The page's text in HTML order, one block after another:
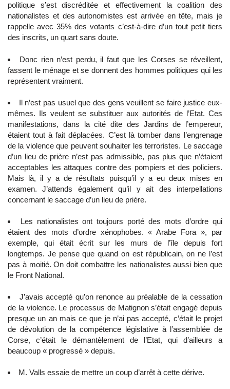
politique s’est discréditée et effectivement la coalition des
nationalistes et des autonomistes est arrivée en tête, mais je
rappelle avec 35% des votants c’est-à-dire d’un tout petit tiers
des inscrits, un quart sans doute.
Donc rien n’est perdu, il faut que les Corses se réveillent,
fassent le ménage et se donnent des hommes politiques qui les
représentent vraiment.
Il n’est pas usuel que des gens veuillent se faire justice eux-
mêmes. Ils veulent se substituer aux autorités de l’Etat. Ces
manifestations, dans la cité dite des Jardins de l’empereur,
étaient tout à fait déplacées. C’est là tomber dans l’engrenage
de la violence que peuvent souhaiter les terroristes. Le saccage
d’un lieu de prière n’est pas admissible, pas plus que n’étaient
acceptables les attaques contre des pompiers et des policiers.
Mais là, il y a de résultats puisqu’il y a eu deux mises en
examen. J’attends également qu’il y ait des interpellations
concernant le saccage d’un lieu de prière.
Les nationalistes ont toujours porté des mots d’ordre qui
étaient des mots d’ordre xénophobes. « Arabe Fora », par
exemple, qui était écrit sur les murs de l’île depuis fort
longtemps. Je pense que quand on est républicain, on ne l’est
pas à moitié. On doit combattre les nationalistes aussi bien que
le Front National.
J’avais accepté qu’on renonce au préalable de la cessation
de la violence. Le processus de Matignon s’était engagé depuis
presque un an mais ce que je n’ai pas accepté, c’était le projet
de dévolution de la compétence législative à l’assemblée de
Corse, c’était le démantèlement de l’Etat, qui d’ailleurs a
beaucoup « progressé » depuis.
M. Valls essaie de mettre un coup d’arrêt à cette dérive.